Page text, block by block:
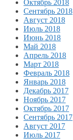
Октябрь 2018
Сентябрь 2018
Август 2018
Июль 2018
Июнь 2018
Май 2018
Апрель 2018
Март 2018
Февраль 2018
Январь 2018
Декабрь 2017
Ноябрь 2017
Октябрь 2017
Сентябрь 2017
Август 2017
Июль 2017